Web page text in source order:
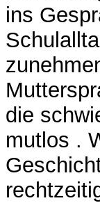
ins
die
mutlos .